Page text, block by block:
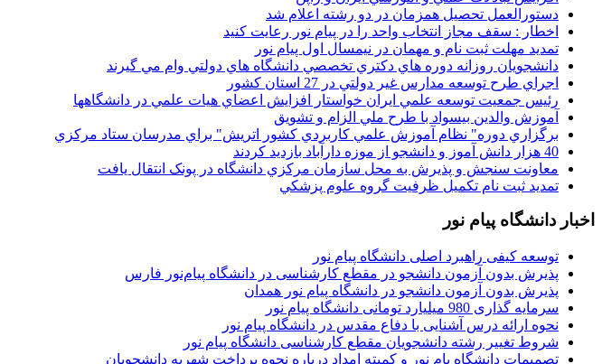
دستورالعمل تحصیل همزمان در دو رشته اعلام شد
اخطار : سقف مجاز انتخاب واحد را در پیام نور رعایت کنید
تمدید مهلت ثبت نام و مهمان در نیمسال اول پیام نور
دانشجويان روزانه دوره هاي دكتري تخصصي دانشگاه هاي دولتي وام مي گيرند
اجراي طرح توسعه مدارس غير دولتي در 27 استان کشور
رئيس جمعيت توسعه علمي ايران خواستار افزايش اعضاي هيات علمي در دانشگاهها
آموزش والدين بيسواد با طرح ملي الزام و تشويق
برگزاري دوره" نظام آموزش علمي كاربردي كشور اتريش" براي مدرسان ستاد مرکزي
40 هزار دانش آموز و دانشجو از موزه دارآباد بازديد کردند
معاونت سنجش و پذيرش به محل سازمان مرکزي دانشگاه در پونک انتقال يافت
تمديد ثبت نام تکميل ظرفيت گروه علوم پزشکي
اخبار دانشگاه پیام نور
توسعه کیفی راهبرد اصلی دانشگاه پیام نور
پذیرش بدون آزمون دانشجو در مقطع کارشناسی در دانشگاه پیام‌نور فارس
پذیرش بدون آزمون دانشجو در دانشگاه پیام نور همدان
سرمایه گذاری 980 میلیارد تومانی دانشگاه پیام نور
نحوه ارائه درس آشنایی با دفاع مقدس در دانشگاه پیام نور
شروط تغییر رشته دانشجویان مقطع کارشناسی دانشگاه پیام نور
تصمیمات دانشگاه یام نور و کمیته امداد درباره نحوه پرداخت شهریه دانشجویان